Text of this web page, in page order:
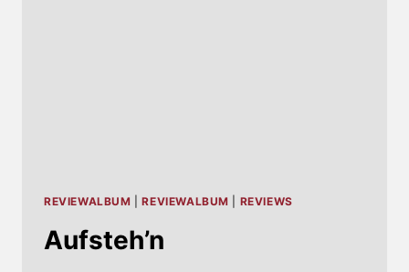
REVIEWALBUM |REVIEWALBUM REVIEWS
Aufsteh’n